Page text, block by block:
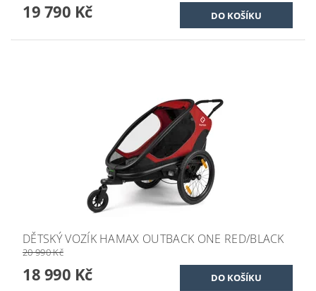
19 790 Kč
DĚTSKÝ VOZÍK HAMAX OUTBACK ONE RED/BLACK
20 990 Kč
18 990 Kč